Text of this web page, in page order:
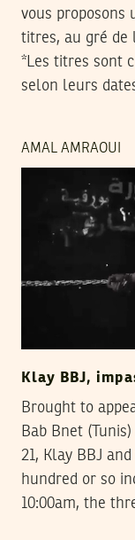
vous proposons
titres, au gré de
*Les titres sont
selon leurs
AMAL AMRAOUI
Klay BBJ,
Brought to
Bab Bnet
21, Klay BBJ
hundred or so
10:00am, the